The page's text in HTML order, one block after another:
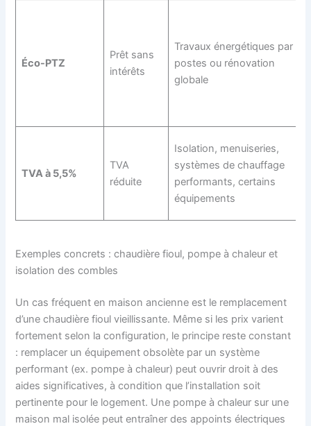
Éco-PTZ
Prêt sans
intérêts
Travaux énergétiques par
postes ou rénovation
globale
TVA à 5,5%
TVA
réduite
Isolation, menuiseries,
systèmes de chauffage
performants, certains
équipements
Exemples concrets : chaudière fioul, pompe à chaleur et
isolation des combles
Un cas fréquent en maison ancienne est le remplacement
d’une chaudière fioul vieillissante. Même si les prix varient
fortement selon la configuration, le principe reste constant
: remplacer un équipement obsolète par un système
performant (ex. pompe à chaleur) peut ouvrir droit à des
aides significatives, à condition que l’installation soit
pertinente pour le logement. Une pompe à chaleur sur une
maison mal isolée peut entraîner des appoints électriques